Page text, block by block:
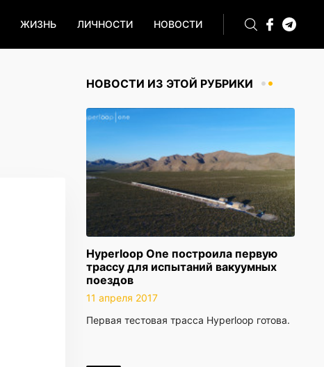
ЖИЗНЬ ЛИЧНОСТИ НОВОСТИ
НОВОСТИ ИЗ ЭТОЙ РУБРИКИ
Hyperloop One построила первую
трассу для испытаний вакуумных
поездов
11 апреля 2017
Первая тестовая трасса Hyperloop готова.